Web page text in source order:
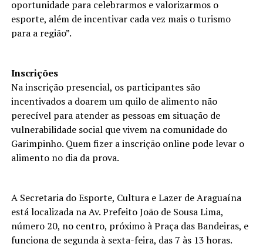
oportunidade para celebrarmos e valorizarmos o
esporte, além de incentivar cada vez mais o turismo
para a região”.
Inscrições
Na inscrição presencial, os participantes são
incentivados a doarem um quilo de alimento não
perecível para atender as pessoas em situação de
vulnerabilidade social que vivem na comunidade do
Garimpinho. Quem fizer a inscrição online pode levar o
alimento no dia da prova.
A Secretaria do Esporte, Cultura e Lazer de Araguaína
está localizada na Av. Prefeito João de Sousa Lima,
número 20, no centro, próximo à Praça das Bandeiras, e
funciona de segunda à sexta-feira, das 7 às 13 horas.